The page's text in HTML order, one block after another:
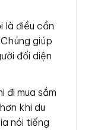
là điều cần
giúp
đối diện
mua sắm
khi du
nói tiếng